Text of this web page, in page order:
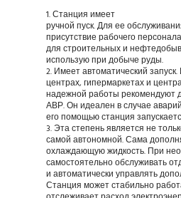
Станция имеет
ручной пуск. Для ее
присутствие рабочего
для строительных и
использую при добыче руды.
Имеет автоматический
центрах, гипермаркетах и
надежной работы рекомендуют
АВР. Он идеален в случае
его помощью станция
Эта степень является не
самой автономной. Сама
охлаждающую жидкость. При
самостоятельно обслуживать
и автоматически управлять
Станция может стабильно